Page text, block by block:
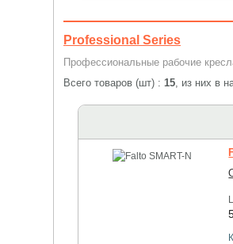
Professional Series
Профессиональные рабочие
Всего товаров (шт) : 15, из них в